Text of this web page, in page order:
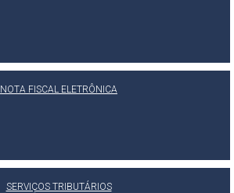
NOTA FISCAL ELETRÔNICA
SERVIÇOS TRIBUTÁRIOS